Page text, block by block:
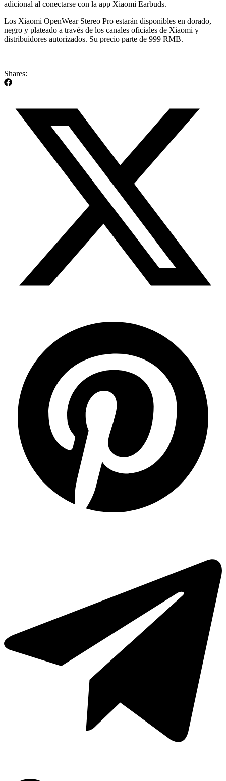
adicional al conectarse con la app Xiaomi Earbuds.
Los Xiaomi OpenWear Stereo Pro estarán disponibles en dorado,
negro y plateado a través de los canales oficiales de Xiaomi y
distribuidores autorizados. Su precio parte de 999 RMB.
Shares: